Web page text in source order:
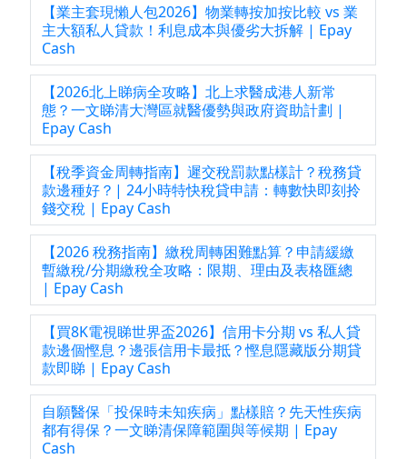
【業主套現懶人包2026】物業轉按加按比較 vs 業
主大額私人貸款！利息成本與優劣大拆解 | Epay
Cash
【2026北上睇病全攻略】北上求醫成港人新常
態？一文睇清大灣區就醫優勢與政府資助計劃 |
Epay Cash
【稅季資金周轉指南】遲交稅罰款點樣計？稅務貸
款邊種好？| 24小時特快稅貸申請：轉數快即刻拎
錢交稅 | Epay Cash
【2026 稅務指南】繳稅周轉困難點算？申請緩繳
暫繳稅/分期繳稅全攻略：限期、理由及表格匯總
| Epay Cash
【買8K電視睇世界盃2026】信用卡分期 vs 私人貸
款邊個慳息？邊張信用卡最抵？慳息隱藏版分期貸
款即睇 | Epay Cash
自願醫保「投保時未知疾病」點樣賠？先天性疾病
都有得保？一文睇清保障範圍與等候期 | Epay
Cash